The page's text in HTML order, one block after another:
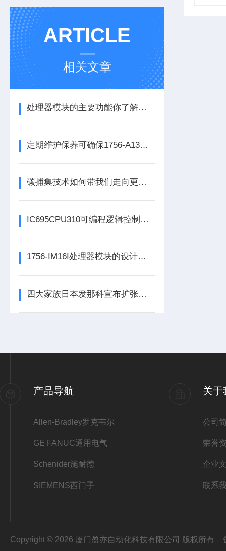
ARTICLE
相关文章
处理器模块的主要功能你了解多少呢
定期维护保养可确保1756-A13数字量输出模块的正常运行
碳捕集技术如何带我们走向更洁净的未来？
IC695CPU310可编程逻辑控制器在各行业中具体应用分享
1756-IM16I处理器模块的设计是从这几方面进行考虑的
四大家族日本发那科宣布扩张欧洲中心
产品导航
Allen-Bradley罗克韦尔
GE FANUC通用电气
Schenider施耐德
SIEMENS西门子
关于
公司
荣誉
企业
联系
Copyright © 2026 厦门盈亦自动化科技有限公司 版权所有